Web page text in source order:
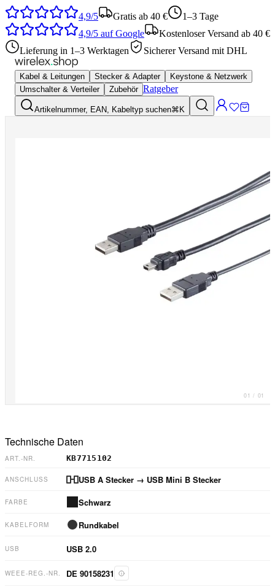
4,9/5 Gratis ab 40 €
1–3 Tage
4,9/5 auf Google
Kostenloser Versand ab 40 €
Lieferung in 1–3 Werktagen
Sicherer Versand mit DHL
Kabel & Leitungen Stecker & Adapter
Keystone & Netzwerk
Umschalter & Verteiler
Zubehör Ratgeber
Artikelnummer, EAN, Kabeltyp suchen⌘K
01 / 01
Technische Daten
ART.-NR. KB7715102
ANSCHLUSS USB A Stecker → USB Mini B Stecker
FARBE Schwarz
KABELFORM Rundkabel
USB USB 2.0
WEEE-REG.-NR. DE 90158231